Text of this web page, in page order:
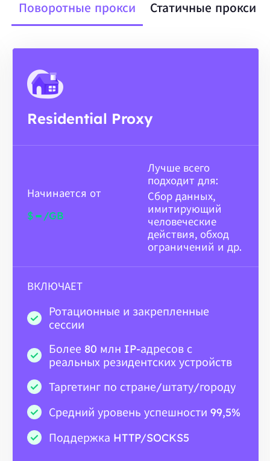
Поворотные прокси Статичные прокси
Residential Proxy
Начинается от
$- /GB
Лучше всего
подходит для:
Сбор данных,
имитирующий
человеческие
действия, обход
ограничений и др.
ВКЛЮЧАЕТ
Ротационные и закрепленные
сессии
Более 80 млн IP-адресов с
реальных резидентских устройств
Таргетинг по стране/штату/городу
Средний уровень успешности 99,5%
Поддержка HTTP/SOCKS5